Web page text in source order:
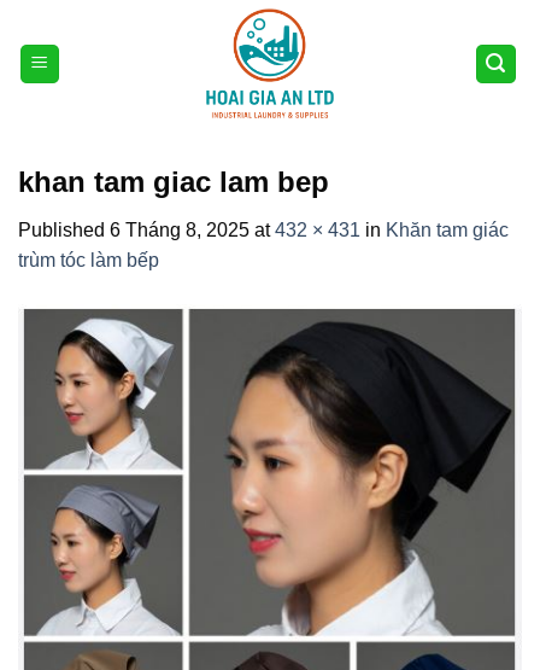
content
khan tam giac lam bep
Published 6 Tháng 8, 2025 at432 × 431 in Khăn tam giác
trùm tóc làm bếp